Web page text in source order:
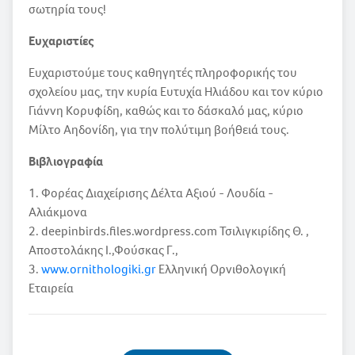
σωτηρία τους!
Ευχαριστίες
Ευχαριστούμε τους καθηγητές πληροφορικής του
σχολείου μας, την κυρία Ευτυχία Ηλιάδου και τον κύριο
Γιάννη Κορυφίδη, καθώς και το δάσκαλό μας, κύριο
Μίλτο Αηδονίδη, για την πολύτιμη βοήθειά τους.
Βιβλιογραφία
1. Φορέας Διαχείρισης Δέλτα Αξιού - Λουδία -
Αλιάκμονα
2. deepinbirds.files.wordpress.com Τσιλιγκιρίδης Θ. ,
Αποστολάκης Ι.,Φούσκας Γ.,
3.www.ornithologiki.grΕλληνική Ορνιθολογική
Εταιρεία